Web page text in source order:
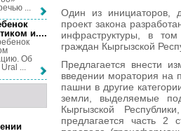
Один из инициаторов,
проект закона
инфраструктуры, в
граждан Кыргызской
Предлагается внести
введении моратория
пашни в другие
земли, выделяемые
Кыргызской
предлагается часть 2
...
и....
Об
...